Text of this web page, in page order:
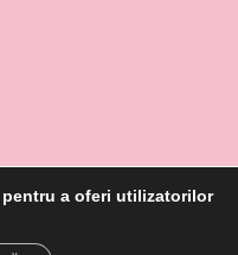
a oferi utilizatorilor